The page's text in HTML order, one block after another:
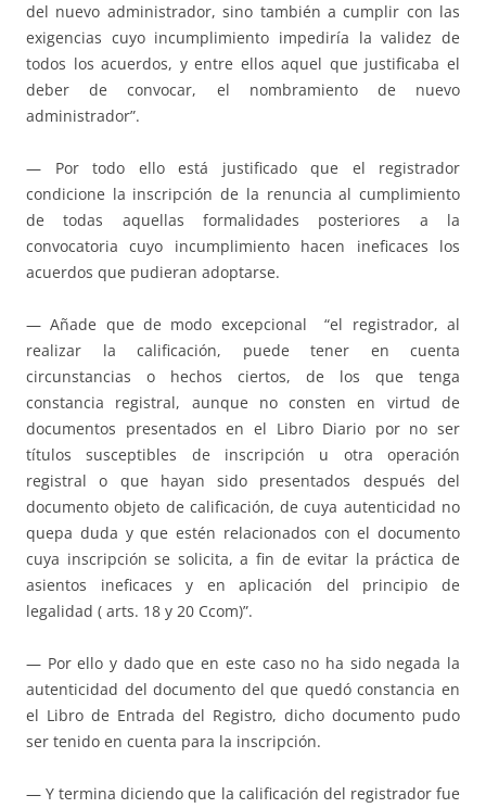
del nuevo administrador, sino también a cumplir con las
exigencias cuyo incumplimiento impediría la validez de
todos los acuerdos, y entre ellos aquel que justificaba el
deber de convocar, el nombramiento de nuevo
administrador”.
— Por todo ello está justificado que el registrador
condicione la inscripción de la renuncia al cumplimiento
de todas aquellas formalidades posteriores a la
convocatoria cuyo incumplimiento hacen ineficaces los
acuerdos que pudieran adoptarse.
— Añade que de modo excepcional “el registrador, al
realizar la calificación, puede tener en cuenta
circunstancias o hechos ciertos, de los que tenga
constancia registral, aunque no consten en virtud de
documentos presentados en el Libro Diario por no ser
títulos susceptibles de inscripción u otra operación
registral o que hayan sido presentados después del
documento objeto de calificación, de cuya autenticidad no
quepa duda y que estén relacionados con el documento
cuya inscripción se solicita, a fin de evitar la práctica de
asientos ineficaces y en aplicación del principio de
legalidad ( arts. 18 y 20 Ccom)”.
— Por ello y dado que en este caso no ha sido negada la
autenticidad del documento del que quedó constancia en
el Libro de Entrada del Registro, dicho documento pudo
ser tenido en cuenta para la inscripción.
— Y termina diciendo que la calificación del registrador fue